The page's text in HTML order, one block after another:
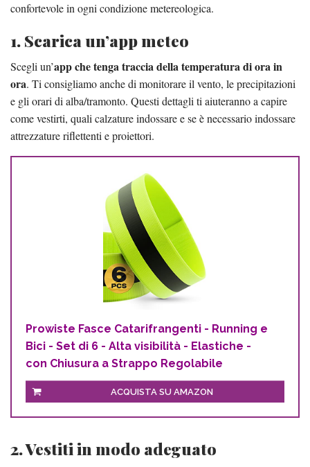
confortevole in ogni condizione metereologica.
1. Scarica un’app meteo
Scegli un’app che tenga traccia della temperatura di ora in
ora. Ti consigliamo anche di monitorare il vento, le precipitazioni
e gli orari di alba/tramonto. Questi dettagli ti aiuteranno a capire
come vestirti, quali calzature indossare e se è necessario indossare
attrezzature riflettenti e proiettori.
Prowiste Fasce Catarifrangenti - Running e
Bici - Set di 6 - Alta visibilità - Elastiche -
con Chiusura a Strappo Regolabile
ACQUISTA SU AMAZON
2. Vestiti in modo adeguato